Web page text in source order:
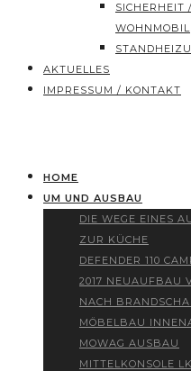
SICHERHEIT
WOHNMOBIL
AKTUELLES
IMPRESSUM / KONTAKT
HOME
UM UND AUSBAU
DIE WEGE EINES
ZUR KÜCHE
DEFENDER 110
2017 NEUAUFBAU
NACH
MÖBELBAU
MOWAG AUSBAU
MITTELKONSOLE